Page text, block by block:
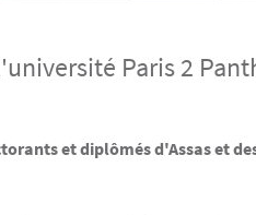
Paris 2
et diplômés d'Assas et